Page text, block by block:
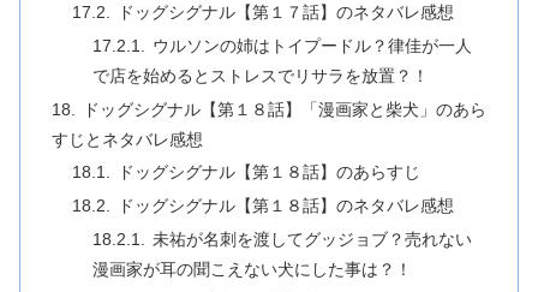
ドッグシグナル【第１７話】のネタバレ感想
ウルソンの姉はトイプードル？律佳が一人
で店を始めるとストレスでリサラを放置？！
ドッグシグナル【第１８話】「漫画家と柴犬」のあら
すじとネタバレ感想
ドッグシグナル【第１８話】のあらすじ
ドッグシグナル【第１８話】のネタバレ感想
未祐が名刺を渡してグッジョブ？売れない
漫画家が耳の聞こえない犬にした事は？！